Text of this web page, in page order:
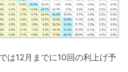
は12月までに10回の利上げ予